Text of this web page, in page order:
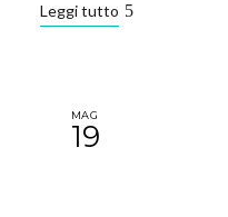
Leggi tutto
MAG
19